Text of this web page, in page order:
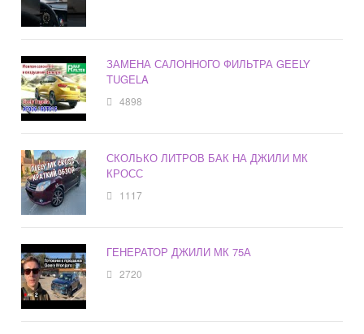
ЗАМЕНА САЛОННОГО ФИЛЬТРА GEELY
TUGELA
4898
СКОЛЬКО ЛИТРОВ БАК НА ДЖИЛИ МК
КРОСС
1117
ГЕНЕРАТОР ДЖИЛИ МК 75А
2720